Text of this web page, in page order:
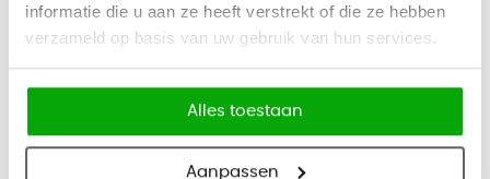
informatie die u aan ze heeft verstrekt of die ze hebben
verzameld op basis van uw gebruik van hun services.
Alles toestaan
Aanpassen
3 Producten
Houten stoelen informatie
Houten stoelen voor verschillende ruimtes
Onze houten stoelen zijn stapelbaar, van hoge kwaliteit,